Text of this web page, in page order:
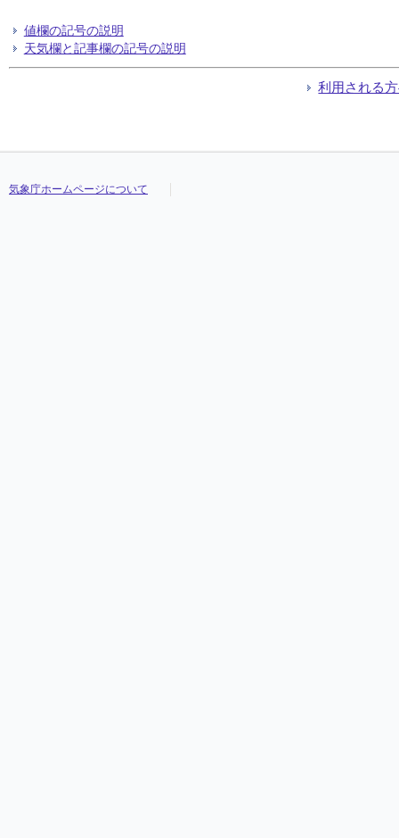
24
24
24
24
値欄の記号の説明
天気欄と記事欄の記号の説明
利用される
気象庁ホームページについて